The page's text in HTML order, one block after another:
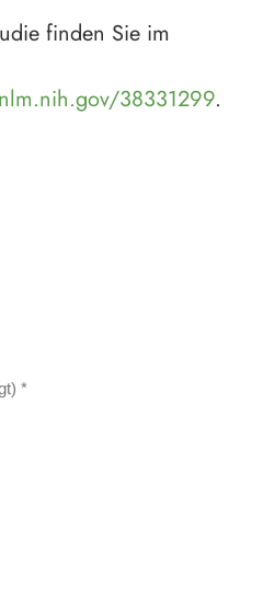
finden Sie im
38331299.